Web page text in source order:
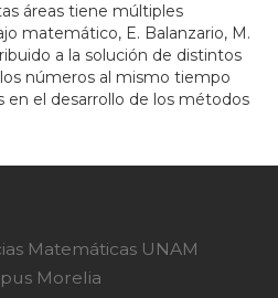
áreas tiene múltiples
matemático, E. Balanzario, M.
a la solución de distintos
números al mismo tiempo
en el desarrollo de los métodos
Matemáticas UNAM
Morelia